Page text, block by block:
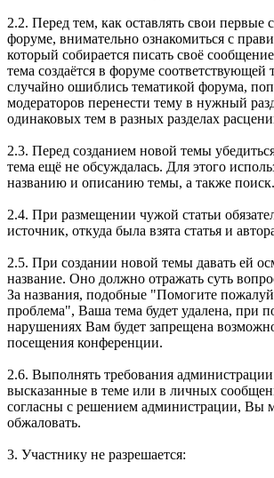
2.2. Перед тем, как оставлять свои первые
форуме, внимательно ознакомиться с
который собирается писать своё
тема создаётся в форуме
случайно ошиблись тематикой форума,
модераторов перенести тему в нужный
одинаковых тем в разных разделах
2.3. Перед созданием новой темы
тема ещё не обсуждалась. Для этого
названию и описанию темы, а также поиск.
2.4. При размещении чужой статьи
источник, откуда была взята статья и
2.5. При создании новой темы давать ей
название. Оно должно отражать суть
За названия, подобные "Помогите
проблема", Ваша тема будет удалена, при
нарушениях Вам будет запрещена
посещения конференции.
2.6. Выполнять требования
высказанные в теме или в личных
согласны с решением администрации, Вы
обжаловать.
3. Участнику не разрешается: